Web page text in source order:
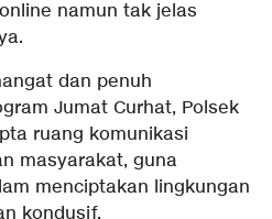
namun tak jelas
dan penuh
Jumat Curhat, Polsek
ruang komunikasi
masyarakat, guna
menciptakan lingkungan
kondusif.